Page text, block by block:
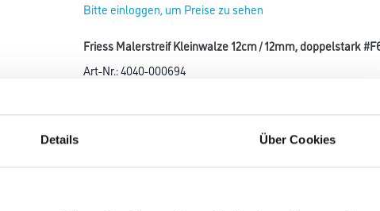
Details Über Cookies
Bitte einloggen, um Preise zu sehen
Friess Malerstreif Kleinwalze 12cm / 12mm, doppelstark
Art-Nr.:4040-000694
Einsetzbar für alle Anstreichmaterialien, insbesondere
und Profilen.